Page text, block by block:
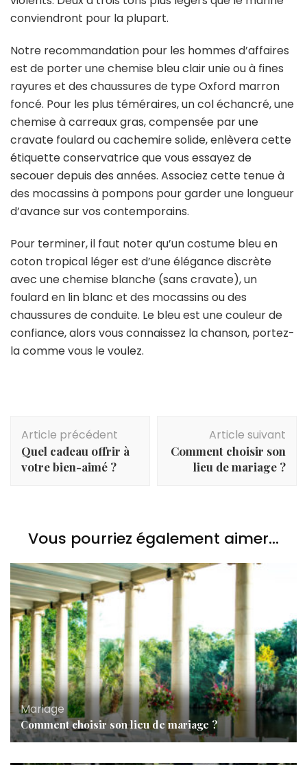
conviendront pour la plupart.
Notre recommandation pour les hommes d’affaires
est de porter une chemise bleu clair unie ou à fines
rayures et des chaussures de type Oxford marron
foncé. Pour les plus téméraires, un col échancré, une
chemise à carreaux gras, compensée par une
cravate foulard ou cachemire solide, enlèvera cette
étiquette conservatrice que vous essayez de
secouer depuis des années. Associez cette tenue à
des mocassins à pompons pour garder une longueur
d’avance sur vos contemporains.
Pour terminer, il faut noter qu’un costume bleu en
coton tropical léger est d’une élégance discrète
avec une chemise blanche (sans cravate), un
foulard en lin blanc et des mocassins ou des
chaussures de conduite. Le bleu est une couleur de
confiance, alors vous connaissez la chanson, portez-
la comme vous le voulez.
d'article
Article précédent
Quel cadeau offrir à
votre bien-aimé ?
Article suivant
Comment choisir son
lieu de mariage ?
Vous pourriez également aimer...
Mariage
Comment choisir son lieu de mariage ?